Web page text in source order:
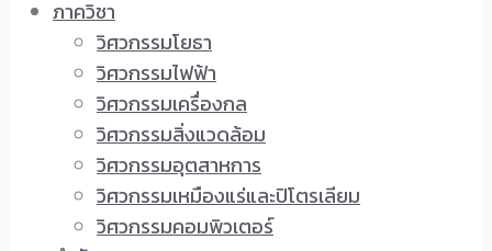
ภาควิชา
วิศวกรรมโยธา
วิศวกรรมไฟฟ้า
วิศวกรรมเครื่องกล
วิศวกรรมสิ่งแวดล้อม
วิศวกรรมอุตสาหการ
วิศวกรรมเหมืองแร่และปิโตรเลียม
วิศวกรรมคอมพิวเตอร์